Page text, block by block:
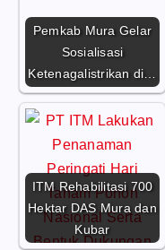
Pemkab Mura Gelar
Sosialisasi
Ketenagalistrikan di…
ITM Rehabilitasi 700
Hektar DAS Mura dan
Kubar